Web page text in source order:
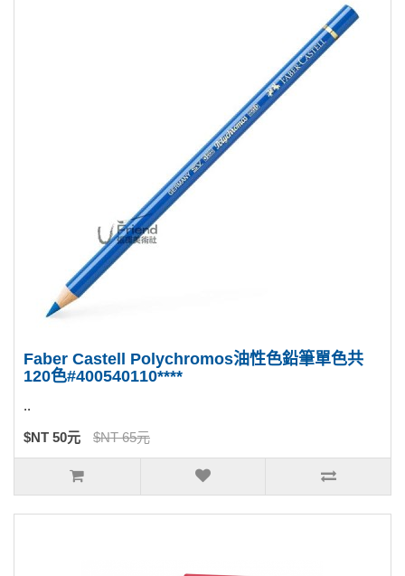
Faber Castell Polychromos油性色鉛筆單色共
120色#400540110****
..
$NT 50元 $NT 65元